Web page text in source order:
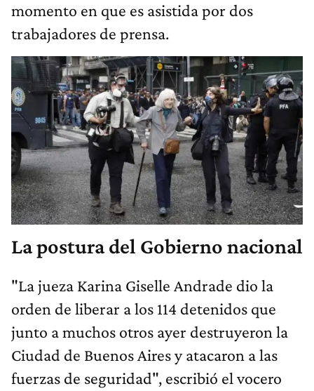
momento en que es asistida por dos
trabajadores de prensa.
La postura del Gobierno nacional
"La jueza Karina Giselle Andrade dio la
orden de liberar a los 114 detenidos que
junto a muchos otros ayer destruyeron la
Ciudad de Buenos Aires y atacaron a las
fuerzas de seguridad", escribió el vocero